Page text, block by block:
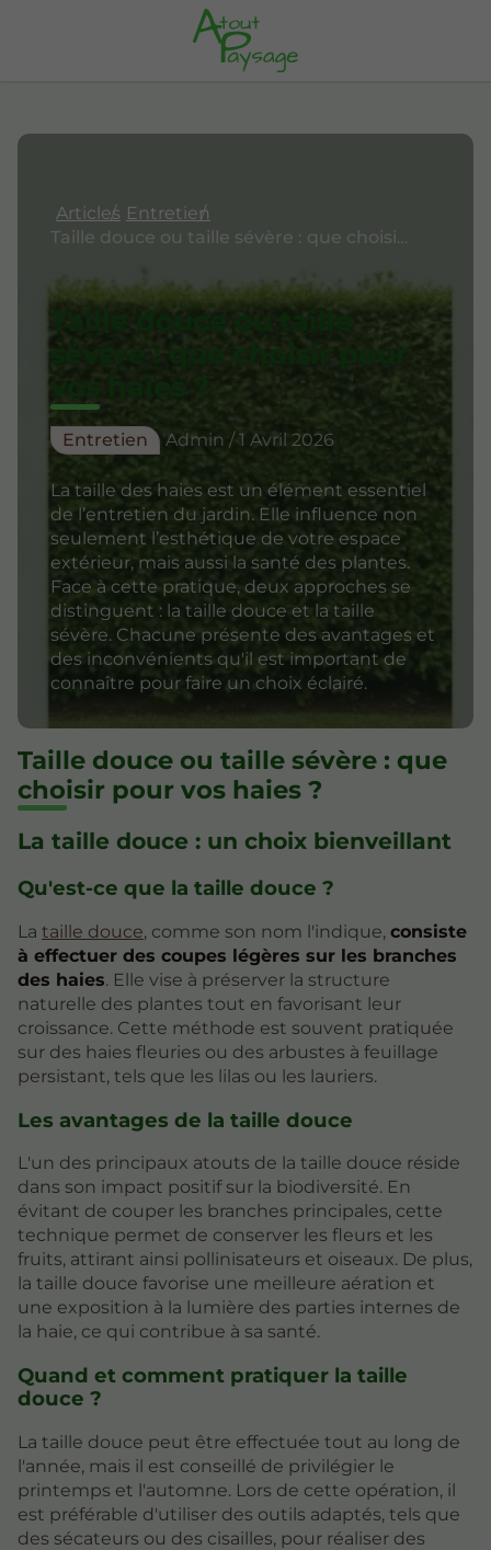
Articles Entretien
Taille douce ou taille
sévère : que choisir pour
Entretien Admin / 1 Avril 2026
La taille des haies est un élément essentiel
de l’entretien du jardin. Elle influence non
seulement l’esthétique de votre espace
extérieur, mais aussi la santé des plantes.
Face à cette pratique, deux approches se
distinguent : la taille douce et la taille
sévère. Chacune présente des avantages et
des inconvénients qu'il est important de
connaître pour faire un choix éclairé.
Taille douce ou taille sévère : que
choisir pour vos haies ?
La taille douce : un choix bienveillant
Qu'est-ce que la taille douce ?
La taille douce, comme son nom l'indique, consiste
à effectuer des coupes légères sur les branches
des haies. Elle vise à préserver la structure
naturelle des plantes tout en favorisant leur
croissance. Cette méthode est souvent pratiquée
sur des haies fleuries ou des arbustes à feuillage
persistant, tels que les lilas ou les lauriers.
Les avantages de la taille douce
L'un des principaux atouts de la taille douce réside
dans son impact positif sur la biodiversité. En
évitant de couper les branches principales, cette
technique permet de conserver les fleurs et les
fruits, attirant ainsi pollinisateurs et oiseaux. De plus,
la taille douce favorise une meilleure aération et
une exposition à la lumière des parties internes de
la haie, ce qui contribue à sa santé.
Quand et comment pratiquer la taille
douce ?
La taille douce peut être effectuée tout au long de
l'année, mais il est conseillé de privilégier le
printemps et l'automne. Lors de cette opération, il
est préférable d'utiliser des outils adaptés, tels que
des sécateurs ou des cisailles, pour réaliser des